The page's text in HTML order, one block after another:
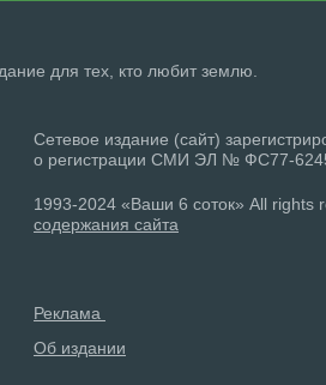
для тех, кто любит землю.
Сетевое издание (сайт)
о регистрации СМИ ЭЛ № ФС77-
1993-2024 «Ваши 6 соток» All rights
содержания сайта
Реклама
Об издании